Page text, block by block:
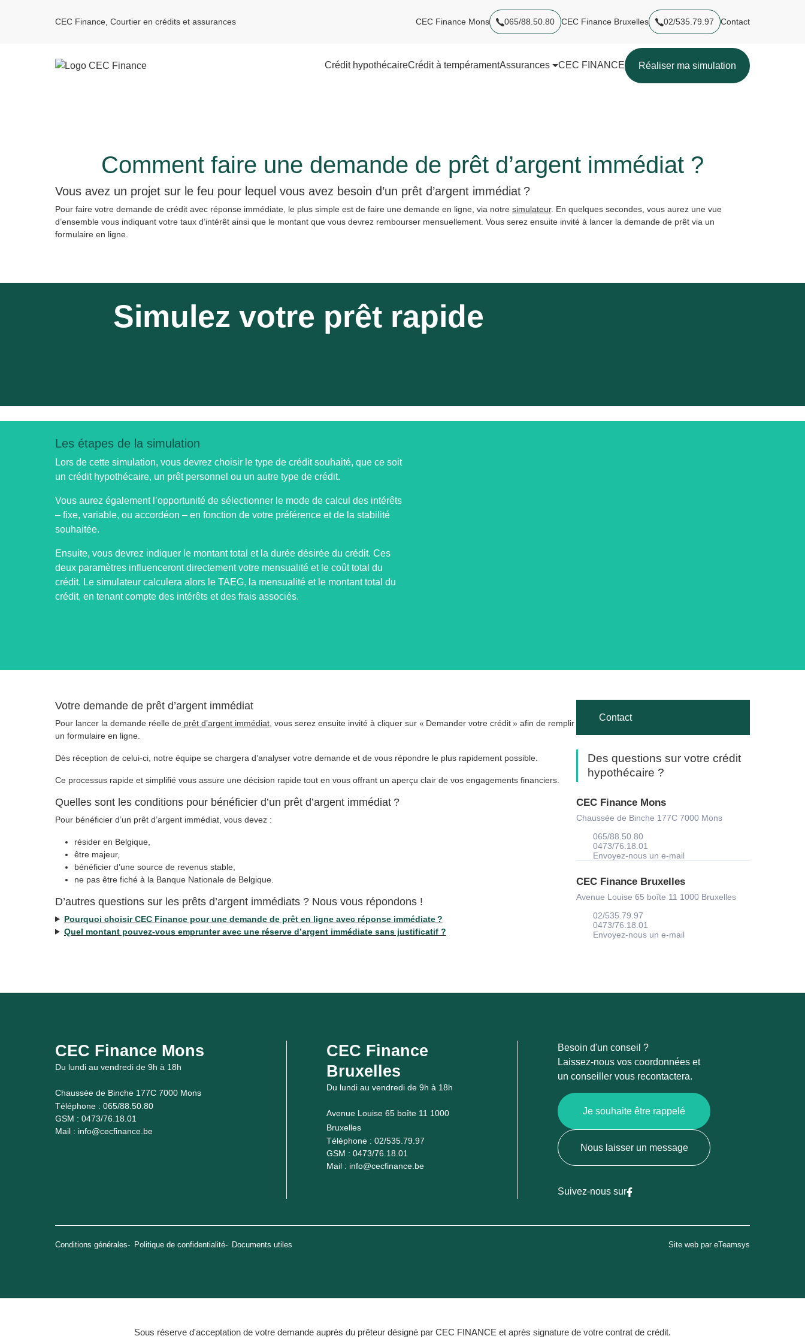
CEC Finance, Courtier en crédits et assurances CEC Finance Mons 065/88.50.80 CEC Finance Bruxelles 02/535.79.97 Contact
Crédit hypothécaireCrédit à tempéramentAssurances CEC FINANCE Réaliser ma simulation
Comment faire une demande de prêt d’argent immédiat ?
Vous avez un projet sur le feu pour lequel vous avez besoin d’un prêt d’argent immédiat ?
Pour faire votre demande de crédit avec réponse immédiate, le plus simple est de faire une demande en ligne, via notre simulateur. En quelques secondes, vous aurez une vue
d’ensemble vous indiquant votre taux d’intérêt ainsi que le montant que vous devrez rembourser mensuellement. Vous serez ensuite invité à lancer la demande de prêt via un
formulaire en ligne.
Simulez votre prêt rapide
Les étapes de la simulation
Lors de cette simulation, vous devrez choisir le type de crédit souhaité, que ce soit
un crédit hypothécaire, un prêt personnel ou un autre type de crédit.
Vous aurez également l’opportunité de sélectionner le mode de calcul des intérêts
– fixe, variable, ou accordéon – en fonction de votre préférence et de la stabilité
souhaitée.
Ensuite, vous devrez indiquer le montant total et la durée désirée du crédit. Ces
deux paramètres influenceront directement votre mensualité et le coût total du
crédit. Le simulateur calculera alors le TAEG, la mensualité et le montant total du
crédit, en tenant compte des intérêts et des frais associés.
Votre demande de prêt d’argent immédiat
Pour lancer la demande réelle de prêt d’argent immédiat , vous serez ensuite invité à cliquer sur « Demander votre crédit » afin de remplir
un formulaire en ligne.
Dès réception de celui-ci, notre équipe se chargera d’analyser votre demande et de vous répondre le plus rapidement possible.
Ce processus rapide et simplifié vous assure une décision rapide tout en vous offrant un aperçu clair de vos engagements financiers.
Quelles sont les conditions pour bénéficier d’un prêt d’argent immédiat ?
Pour bénéficier d’un prêt d’argent immédiat, vous devez :
résider en Belgique,
être majeur,
bénéficier d’une source de revenus stable,
ne pas être fiché à la Banque Nationale de Belgique.
D’autres questions sur les prêts d’argent immédiats ? Nous vous répondons !
Pourquoi choisir CEC Finance pour une demande de prêt en ligne avec réponse immédiate ?
Quel montant pouvez-vous emprunter avec une réserve d’argent immédiate sans justificatif ?
Contact
Des questions sur votre crédit
hypothécaire ?
CEC Finance Mons
Chaussée de Binche 177C 7000 Mons
065/88.50.80
0473/76.18.01
Envoyez-nous un e-mail
CEC Finance Bruxelles
Avenue Louise 65 boîte 11 1000 Bruxelles
02/535.79.97
0473/76.18.01
Envoyez-nous un e-mail
CEC Finance Mons
Du lundi au vendredi de 9h à 18h
Chaussée de Binche 177C 7000 Mons
Téléphone : 065/88.50.80
GSM : 0473/76.18.01
Mail : info@cecfinance.be
CEC Finance
Bruxelles
Du lundi au vendredi de 9h à 18h
Avenue Louise 65 boîte 11 1000
Bruxelles
Téléphone : 02/535.79.97
GSM : 0473/76.18.01
Mail : info@cecfinance.be
Besoin d'un conseil ?
Laissez-nous vos coordonnées et
un conseiller vous recontactera.
Je souhaite être rappelé
Nous laisser un message
Suivez-nous sur
Conditions générales Politique de confidentialité Documents utiles Site web par eTeamsys
Sous réserve d'acceptation de votre demande auprès du prêteur désigné par CEC FINANCE et après signature de votre contrat de crédit.